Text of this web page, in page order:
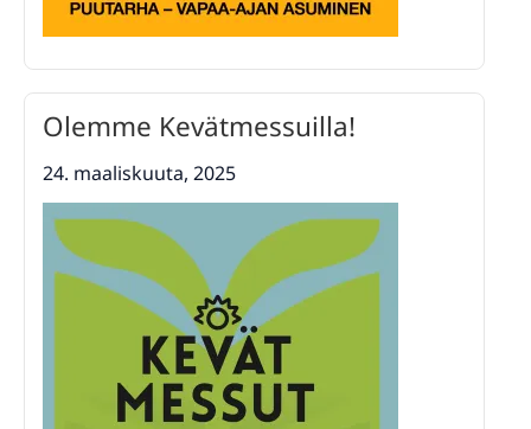
Olemme Kevätmessuilla!
24. maaliskuuta, 2025